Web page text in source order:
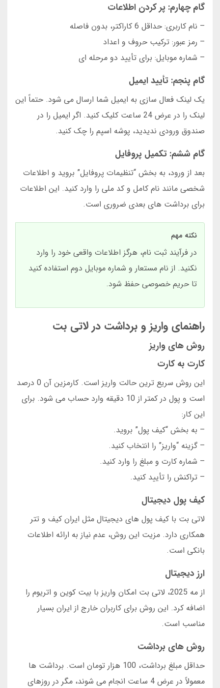
گام چهارم: پر کردن اطلاعات
– نام کاربری: حداقل 6 کاراکتر، بدون فاصله
– رمز عبور: ترکیب حروف و اعداد
– شماره موبایل: برای تأیید دو مرحله ای
گام پنجم: تأیید ایمیل
یک لینک فعال سازی به ایمیل شما ارسال می شود. حتماً این
لینک را در عرض 24 ساعت کلیک کنید. اگر ایمیل را در
صندوق ورودی ندیدید، پوشه اسپم را چک کنید.
گام ششم: تکمیل پروفایل
بعد از ورود، به بخش “تنظیمات پروفایل” بروید و اطلاعات
شخصی مانند نام کامل و کد ملی را وارد کنید. این اطلاعات
برای برداشت های بعدی ضروری است.
نکته مهم
در فرآیند ثبت نام، هرگز اطلاعات واقعی خود را وارد
نکنید. از نام مستعار و شماره موبایل دوم استفاده کنید
تا حریم خصوصی حفظ شود.
راهنمای واریز و برداشت در لاتی بت
روش های واریز
کارت به کارت
این روش سریع ترین حالت واریز است. کارمزین آن 0 درصد
است و پول در کمتر از 10 دقیقه وارد حساب می شود. برای
این کار:
– به بخش “کیف پول” بروید.
– گزینه “واریز” را انتخاب کنید.
– شماره کارت و مبلغ را وارد کنید.
– تراکنش را تأیید کنید.
کیف پول دیجیتال
لاتی بت با کیف پول های دیجیتال مثل ایران کیف و تتر
همکاری دارد. مزیت این روش، عدم نیاز به ارائه اطلاعات
بانکی است.
ارز دیجیتال
از مه 2025، لاتی بت امکان واریز با بیت کوین و اتریوم را
اضافه کرد. این روش برای کاربران خارج از ایران بسیار
مناسب است.
روش های برداشت
حداقل مبلغ برداشت، 100 هزار تومان است. برداشت ها
معمولاً در عرض 4 ساعت انجام می شوند، مگر در روزهای